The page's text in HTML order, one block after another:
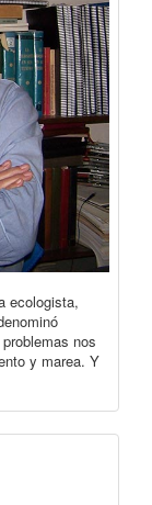
ecologista,
nos
y marea. Y